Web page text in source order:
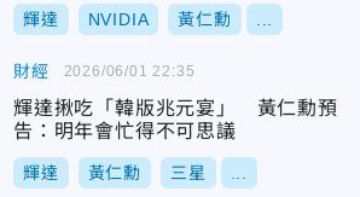
輝達 NVIDIA 黃仁勳
財經
輝達揪吃「韓版兆元宴」 黃仁勳預
告：明年會忙得不可思議
輝達 黃仁勳 三星
2026/06/01 22:35